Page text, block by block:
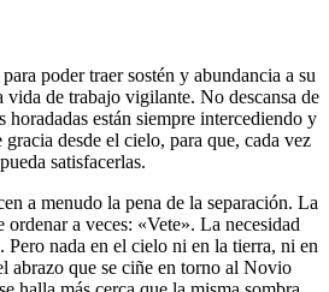
poder traer sostén y abundancia a su
de trabajo vigilante. No descansa de
horadadas están siempre intercediendo y
desde el cielo, para que, cada vez
satisfacerlas.
a menudo la pena de la separación. La
ordenar a veces: «Vete». La necesidad
Pero nada en el cielo ni en la tierra, ni en
abrazo que se ciñe en torno al Novio